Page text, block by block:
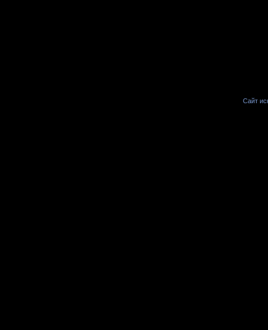
Сайт